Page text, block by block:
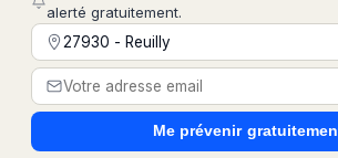
alerté gratuitement.
Me prévenir